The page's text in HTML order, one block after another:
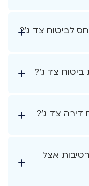
לביטוח צד ג'?
צד ג'?
דירה צד ג'?
אצל